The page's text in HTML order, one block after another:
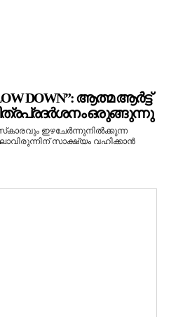
DOWN”: ആത്മ ആർട്ട്
ഒരുങ്ങുന്നു
ഇഴചേർന്നുനിൽക്കുന്ന
സാക്ഷ്യം വഹിക്കാൻ